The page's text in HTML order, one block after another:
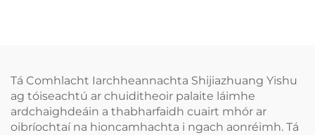
Tá Comhlacht Iarchheannachta Shijiazhuang Yishu
ag tóiseachtú ar chuiditheoir palaite láimhe
ardchaighdeáin a thabharfaidh cuairt mhór ar
oibríochtaí na hioncamhachta i ngach aonréimh. Tá